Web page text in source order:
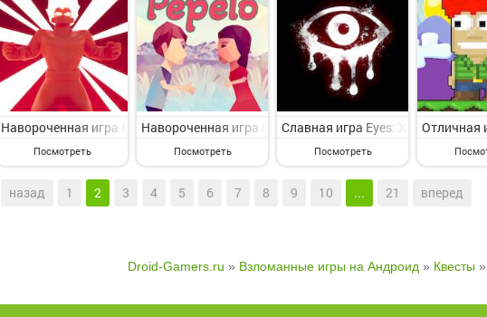
Навороченная игра Fighters Run на Андроид - интересная приключенческая
Посмотреть
Навороченная игра Pepelo - Adventure CO-OP Game на
Посмотреть
Славная игра Eyes: Хоррор-игра
Посмотреть
Отличная
назад 1 2 3 4 5 6 7 8 9 10 ... 21 вперед
Droid-Gamers.ru » Взломанные игры на Андроид » Квесты